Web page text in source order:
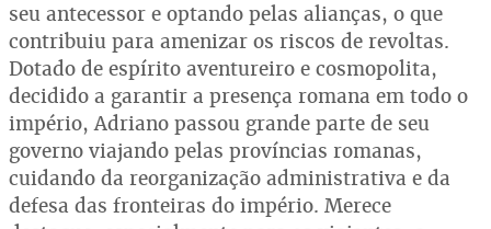
seu antecessor e optando pelas alianças, o que
contribuiu para amenizar os riscos de revoltas.
Dotado de espírito aventureiro e cosmopolita,
decidido a garantir a presença romana em todo o
império, Adriano passou grande parte de seu
governo viajando pelas províncias romanas,
cuidando da reorganização administrativa e da
defesa das fronteiras do império. Merece